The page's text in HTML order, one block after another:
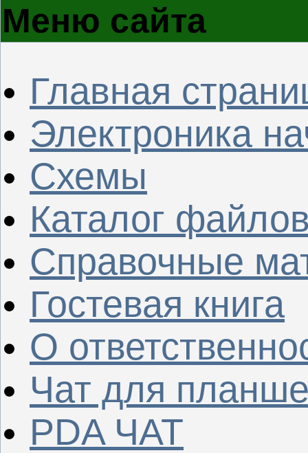
Меню сайта
Главная
Электроника
Схемы
Каталог
Справочные
Гостевая книга
О
Чат для
PDA ЧАТ